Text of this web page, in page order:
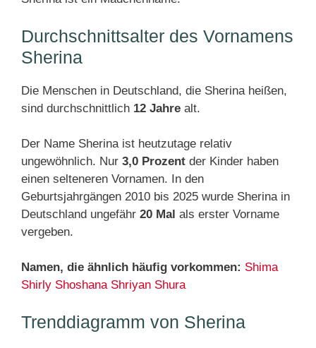
Durchschnittsalter des Vornamens
Sherina
Die Menschen in Deutschland, die Sherina heißen,
sind durchschnittlich 12 Jahre alt.
Der Name Sherina ist heutzutage relativ
ungewöhnlich. Nur 3,0 Prozent der Kinder haben
einen selteneren Vornamen. In den
Geburtsjahrgängen 2010 bis 2025 wurde Sherina in
Deutschland ungefähr 20 Mal als erster Vorname
vergeben.
Namen, die ähnlich häufig vorkommen: Shima
Shirly Shoshana Shriyan Shura
Trenddiagramm von Sherina